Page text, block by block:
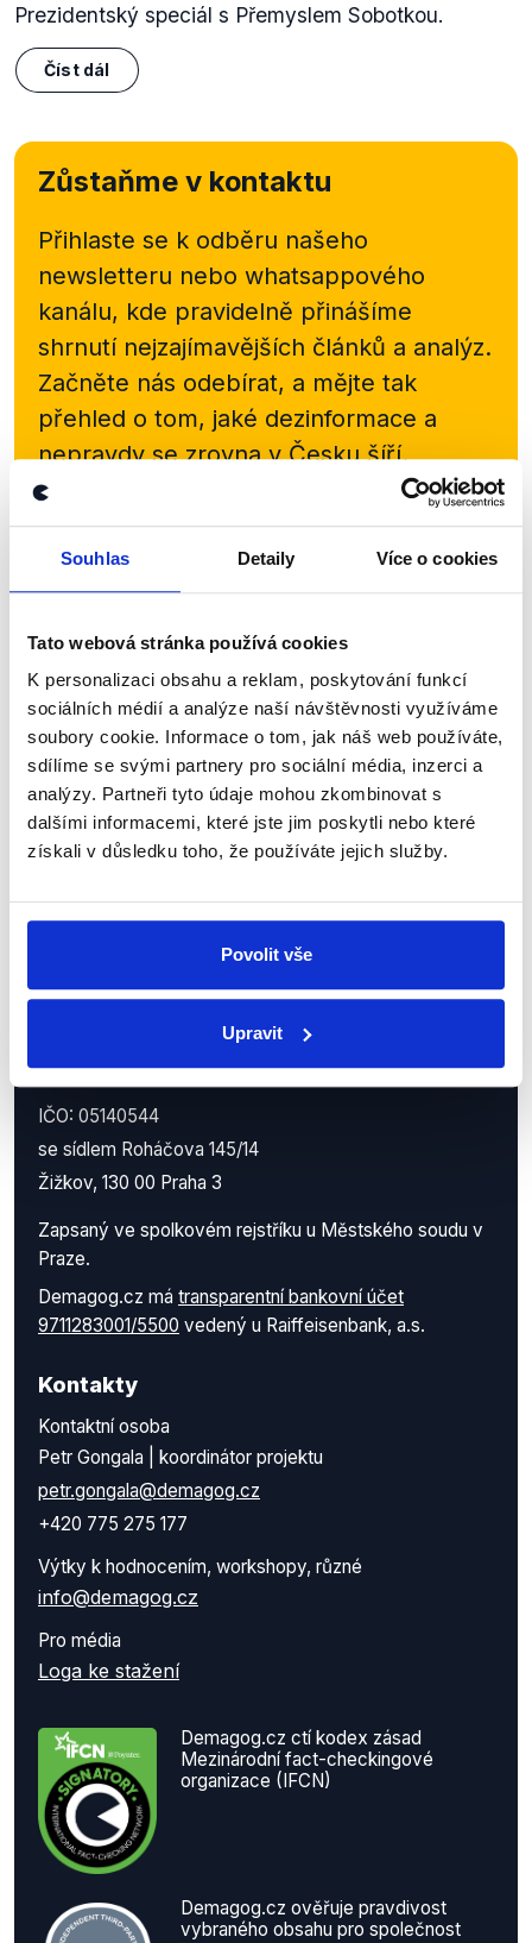
Souhlas Detaily Více o cookies
Tato webová stránka používá cookies
K personalizaci obsahu a reklam, poskytování funkcí
sociálních médií a analýze naší návštěvnosti využíváme
soubory cookie. Informace o tom, jak náš web používáte,
sdílíme se svými partnery pro sociální média, inzerci a
analýzy. Partneři tyto údaje mohou zkombinovat s
dalšími informacemi, které jste jim poskytli nebo které
získali v důsledku toho, že používáte jejich služby.
Povolit vše
Upravit
Prezidentský speciál s Přemyslem Sobotkou.
Číst dál
Zůstaňme v kontaktu
Přihlaste se k odběru našeho
newsletteru nebo whatsappového
kanálu, kde pravidelně přinášíme
shrnutí nejzajímavějších článků a analýz.
Začněte nás odebírat, a mějte tak
přehled o tom, jaké dezinformace a
nepravdy se zrovna v Česku šíří.
Newsletter WhatsApp
Sociální sítě
Nenechte si ujít nejnovější události
z Demagog.cz. Sdílením našich
příspěvků přátelům podpoříte naši
práci.
Demagog.cz, z.s.
IČO: 05140544
se sídlem Roháčova 145/14
Žižkov, 130 00 Praha 3
Zapsaný ve spolkovém rejstříku u Městského soudu v
Praze.
Demagog.cz má transparentní bankovní účet
9711283001/5500 vedený u Raiffeisenbank, a.s.
Kontakty
Kontaktní osoba
Petr Gongala | koordinátor projektu
petr.gongala@demagog.cz
+420 775 275 177
Výtky k hodnocením, workshopy, různé
info@demagog.cz
Pro média
Loga ke stažení
Demagog.cz ctí kodex zásad
Mezinárodní fact-checkingové
organizace (IFCN)
Demagog.cz ověřuje pravdivost
vybraného obsahu pro společnost